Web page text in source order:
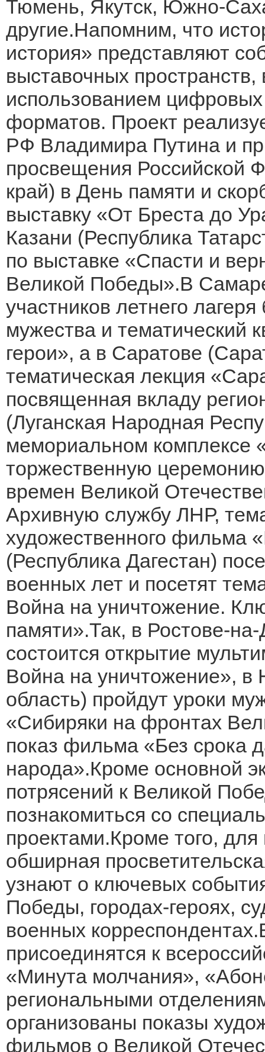
Тюмень, Якутск, Южно-
другие.Напомним, что
история» представляют
выставочных
использованием
форматов. Проект
РФ Владимира Путина и
просвещения Российской
край) в День памяти и
выставку «От Бреста до
Казани (Республика
по выставке «Спасти и
Великой Победы».В
участников летнего
мужества и тематический
герои», а в Саратове
тематическая лекция
посвященная вкладу
(Луганская Народная
мемориальном комплексе
торжественную
времен Великой
Архивную службу ЛНР,
художественного фильма
(Республика Дагестан)
военных лет и посетят
Война на уничтожение.
памяти».Так, в Ростове-
состоится открытие
Война на уничтожение», в
область) пройдут уроки
«Сибиряки на фронтах
показ фильма «Без срока
народа».Кроме основной
потрясений к Великой
познакомиться со
проектами.Кроме того, для
обширная
узнают о ключевых
Победы, городах-героях,
военных
присоединятся к
«Минута молчания»,
региональными
организованы показы
фильмов о Великой